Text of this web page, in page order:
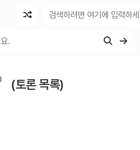
(토론 목록)